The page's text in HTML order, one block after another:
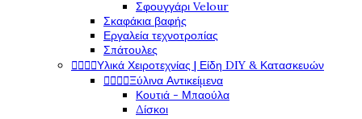
Σφουγγάρι Velour
Σκαφάκια βαφής
Εργαλεία τεχνοτροπίας
Σπάτουλες
Υλικά Χειροτεχνίας | Είδη DIY & Κατασκευών
Ξύλινα Αντικείμενα
Κουτιά - Μπαούλα
Δίσκοι